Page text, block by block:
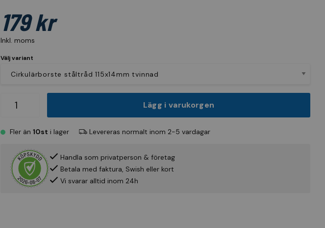
Inkl. moms
179 kr
Välj variant
Lägg i varukorgen
Fler än 10st i lager Levereras normalt inom 2-5 vardagar
Handla som privatperson & företag
Betala med faktura, Swish eller kort
Vi svarar alltid inom 24h